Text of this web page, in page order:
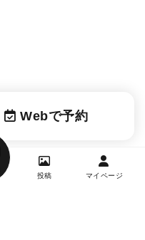
Webで予約
投稿 マイページ